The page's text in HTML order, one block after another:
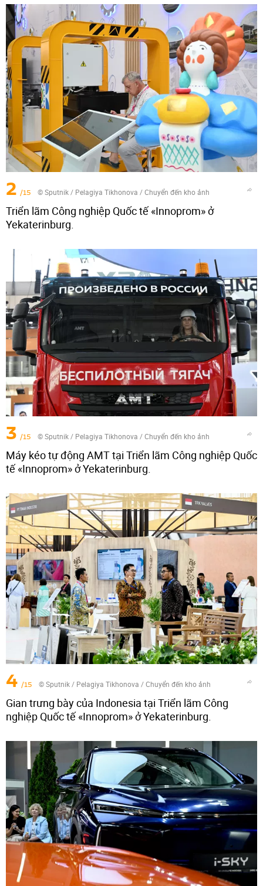
2 /15 © Sputnik / Pelagiya Tikhonova /Chuyển đến kho ảnh
Triển lãm Công nghiệp Quốc tế «Innoprom» ở
Yekaterinburg.
3 /15 © Sputnik / Pelagiya Tikhonova /Chuyển đến kho ảnh
Máy kéo tự động AMT tại Triển lãm Công nghiệp Quốc
tế «Innoprom» ở Yekaterinburg.
4 /15 © Sputnik / Pelagiya Tikhonova /Chuyển đến kho ảnh
Gian trưng bày của Indonesia tại Triển lãm Công
nghiệp Quốc tế «Innoprom» ở Yekaterinburg.